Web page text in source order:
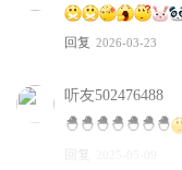
回复 2026-03-23
听友502476488
🐣🐣🐣🐣🐣🐣🐣
回复